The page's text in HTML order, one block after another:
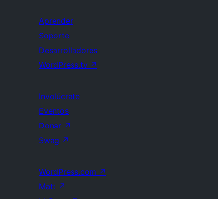
Aprender
Soporte
Desarrolladores
WordPress.tv ↗
Involúcrate
Eventos
Donar ↗
Swag ↗
WordPress.com ↗
Matt ↗